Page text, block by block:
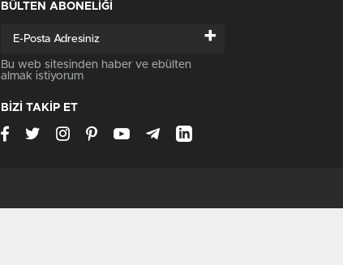
BÜLTEN ABONELİĞİ
+
Bu web sitesinden haber ve ebülten
almak istiyorum
BİZİ TAKİP ET